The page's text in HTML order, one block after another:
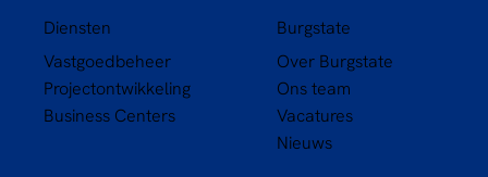
Diensten
Vastgoedbeheer
Projectontwikkeling
Business Centers
Burgstate
Over Burgstate
Ons team
Vacatures
Nieuws